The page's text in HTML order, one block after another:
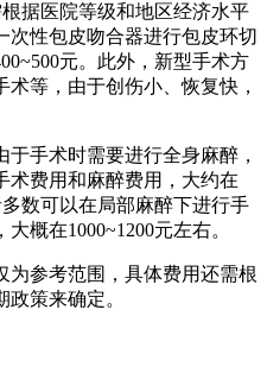
据医院等级和地区经济水平
次性包皮吻合器进行包皮环切
元。此外，新型手术方
等，由于创伤小、恢复快，
手术时需要进行全身麻醉，
术费用和麻醉费用，大约在
数可以在局部麻醉下进行手
概在1000~1200元左右。
参考范围，具体费用还需根
策来确定。